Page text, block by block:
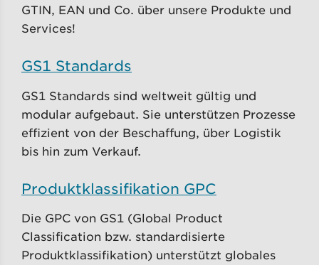
GTIN, EAN und Co. über unsere Produkte und
Services!
GS1 Standards
GS1 Standards sind weltweit gültig und
modular aufgebaut. Sie unterstützen Prozesse
effizient von der Beschaffung, über Logistik
bis hin zum Verkauf.
Produktklassifikation GPC
Die GPC von GS1 (Global Product
Classification bzw. standardisierte
Produktklassifikation) unterstützt globales